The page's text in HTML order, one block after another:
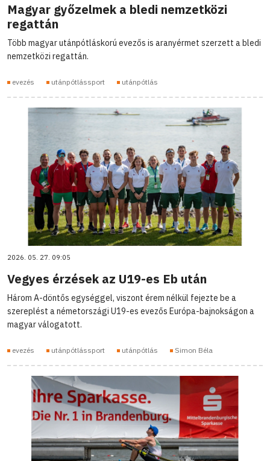
Magyar győzelmek a bledi nemzetközi
regattán
Több magyar utánpótláskorú evezős is aranyérmet szerzett a bledi
nemzetközi regattán.
evezés utánpótlássport utánpótlás
2026. 05. 27. 09:05
Vegyes érzések az U19-es Eb után
Három A-döntős egységgel, viszont érem nélkül fejezte be a
szereplést a németországi U19-es evezős Európa-bajnokságon a
magyar válogatott.
evezés utánpótlássport utánpótlás Simon Béla